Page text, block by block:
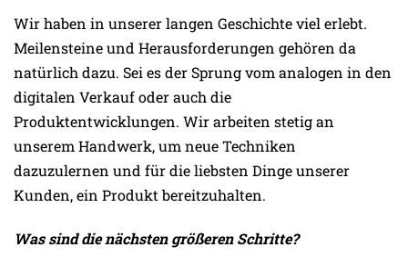
Wir haben in unserer langen Geschichte viel erlebt.
Meilensteine und Herausforderungen gehören da
natürlich dazu. Sei es der Sprung vom analogen in den
digitalen Verkauf oder auch die
Produktentwicklungen. Wir arbeiten stetig an
unserem Handwerk, um neue Techniken
dazuzulernen und für die liebsten Dinge unserer
Kunden, ein Produkt bereitzuhalten.
Was sind die nächsten größeren Schritte?